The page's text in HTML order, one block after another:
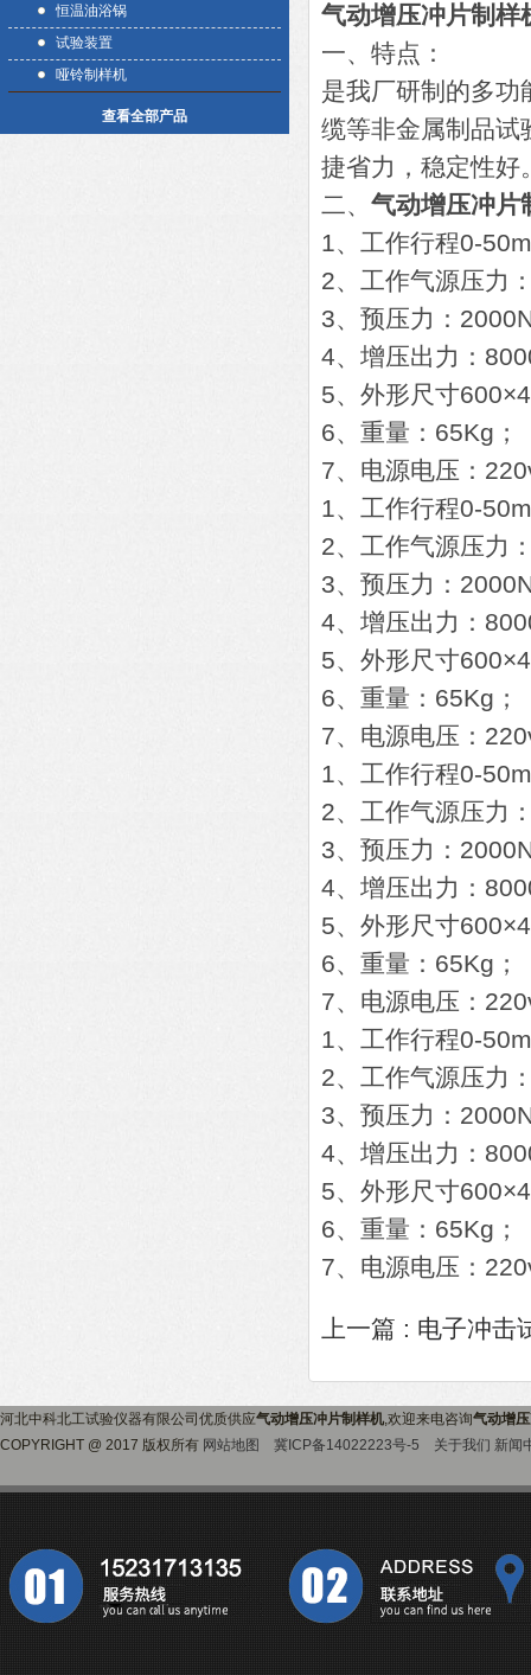
恒温油浴锅
试验装置
哑铃制样机
查看全部产品
气动增压冲片制样
一、特点：
是我厂研制的多功
缆等非金属制品试
捷省力，稳定性好
二、 气动增压冲片
1、工作行程0-
2、工作气源压力
3、预压力：
4、增压出力：
5、外形尺寸
6、重量：65Kg；
7、电源电压：
1、工作行程0-
2、工作气源压力
3、预压力：
4、增压出力：
5、外形尺寸
6、重量：65Kg；
7、电源电压：
1、工作行程0-
2、工作气源压力
3、预压力：
4、增压出力：
5、外形尺寸
6、重量：65Kg；
7、电源电压：
1、工作行程0-
2、工作气源压力
3、预压力：
4、增压出力：
5、外形尺寸
6、重量：65Kg；
7、电源电压：
上一篇 : 电子冲击
河北中科北工试验仪器有限公司优质供应气动增压冲片制样机,欢迎来电咨询气动增
COPYRIGHT @ 2017 版权所有 网站地图 冀ICP备14022223号-5 关于我们 新闻